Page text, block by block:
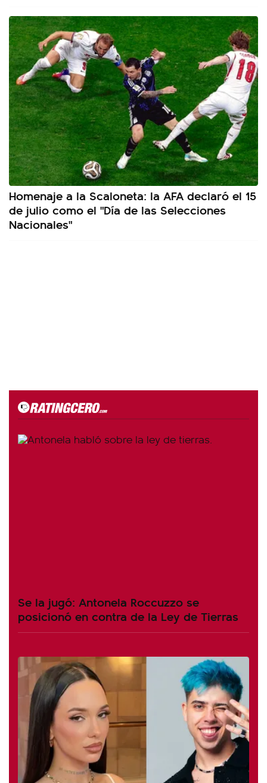
Homenaje a la Scaloneta: la AFA declaró el 15
de julio como el "Día de las Selecciones
Nacionales"
Se la jugó: Antonela Roccuzzo se
posicionó en contra de la Ley de Tierras